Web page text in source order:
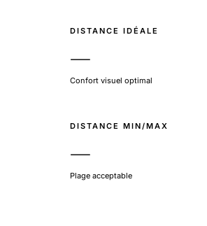
DISTANCE IDÉALE
—
Confort visuel optimal
DISTANCE MIN/MAX
—
Plage acceptable